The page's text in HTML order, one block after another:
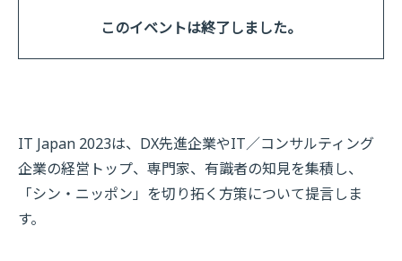
このイベントは終了しました。
IT Japan 2023は、DX先進企業やIT／コンサルティング
企業の経営トップ、専門家、有識者の知見を集積し、
「シン・ニッポン」を切り拓く方策について提言しま
す。